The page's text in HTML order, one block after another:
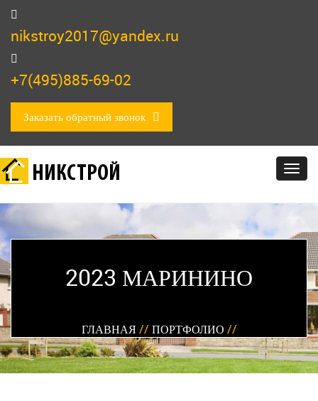
nikstroy2017@yandex.ru
+7(495)885-69-02
Заказать обратный звонок
НИКСТРОЙ
2023 МАРИНИНО
ГЛАВНАЯ // ПОРТФОЛИО //